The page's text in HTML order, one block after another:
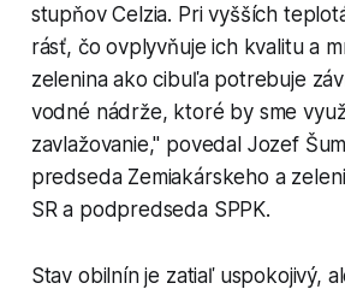
stupňov Celzia. Pri vyšších
rásť, čo ovplyvňuje ich kvalitu a
zelenina ako cibuľa potrebuje
vodné nádrže, ktoré by sme
zavlažovanie," povedal Jozef
predseda Zemiakárskeho a
SR a podpredseda SPPK.
Stav obilnín je zatiaľ uspokojivý,